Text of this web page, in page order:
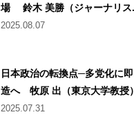
場 鈴木 美勝（ジャーナリス
2025.08.07
日本政治の転換点─多党化に
造へ 牧原 出（東京大学教授）
2025.07.31